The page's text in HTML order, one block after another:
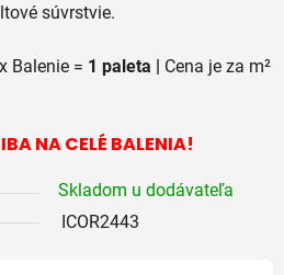
súvrstvie.
x Balenie = 1 paleta | Cena je za m²
NA CELÉ BALENIA!
Skladom u dodávateľa
ICOR2443